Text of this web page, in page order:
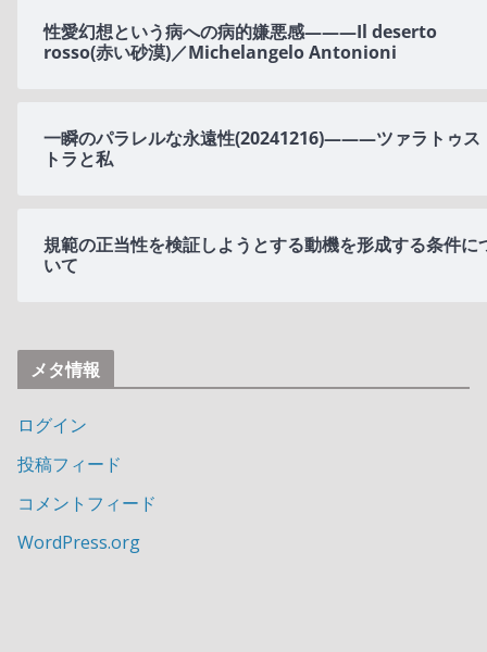
性愛幻想という病への病的嫌悪感———Il deserto
rosso(赤い砂漠)／Michelangelo Antonioni
一瞬のパラレルな永遠性(20241216)———ツァラトゥス
トラと私
規範の正当性を検証しようとする動機を形成する条件に
いて
メタ情報
ログイン
投稿フィード
コメントフィード
WordPress.org